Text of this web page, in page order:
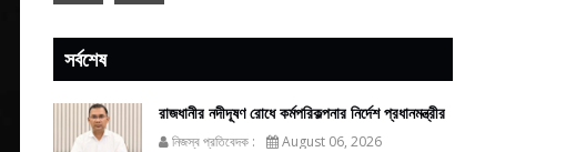
সর্বশেষ
রাজধানীর নদীদূষণ রোধে কর্মপরিকল্পনার নির্দেশ প্রধানমন্ত্রীর
নিজস্ব প্রতিবেদক : August 06, 2026